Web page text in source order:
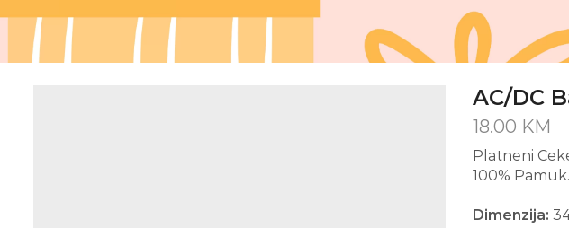
AC/DC
18.00 KM
Platneni
100% Pamuk.
Dimenzija: